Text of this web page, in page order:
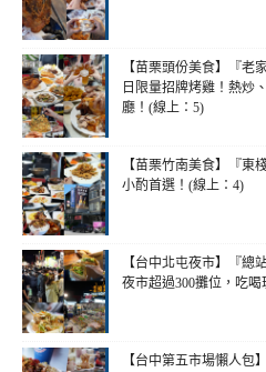
【苗栗頭份美食】『老
日限量招牌烤雞！熱炒
廳！(線上：5)
【苗栗竹南美食】『東
小酌首選！(線上：4)
【台中北屯夜市】『總
夜市超過300攤位，吃
【台中第五市場懶人包